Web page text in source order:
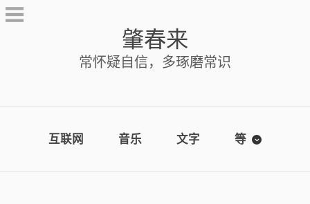
Skip
to
肇春来
常怀疑自信，多琢磨常识
互联网 音乐 文字 等